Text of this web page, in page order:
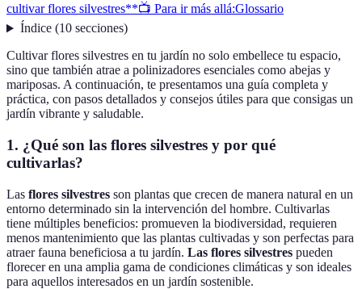
cultivar flores silvestres**📺 Para ir más allá:Glossario
Índice(10 secciones)
Cultivar flores silvestres en tu jardín no solo embellece tu espacio,
sino que también atrae a polinizadores esenciales como abejas y
mariposas. A continuación, te presentamos una guía completa y
práctica, con pasos detallados y consejos útiles para que consigas un
jardín vibrante y saludable.
1. ¿Qué son las flores silvestres y por qué
cultivarlas?
Las flores silvestres son plantas que crecen de manera natural en un
entorno determinado sin la intervención del hombre. Cultivarlas
tiene múltiples beneficios: promueven la biodiversidad, requieren
menos mantenimiento que las plantas cultivadas y son perfectas para
atraer fauna beneficiosa a tu jardín. Las flores silvestres pueden
florecer en una amplia gama de condiciones climáticas y son ideales
para aquellos interesados en un jardín sostenible.